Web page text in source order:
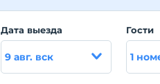
Дата выезда
9 авг. вск
Гости
1